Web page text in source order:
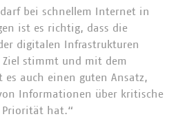
bei schnellem Internet in
ist es richtig, dass die
digitalen Infrastrukturen
Ziel stimmt und mit dem
auch einen guten Ansatz,
Informationen über kritische
Priorität hat.“